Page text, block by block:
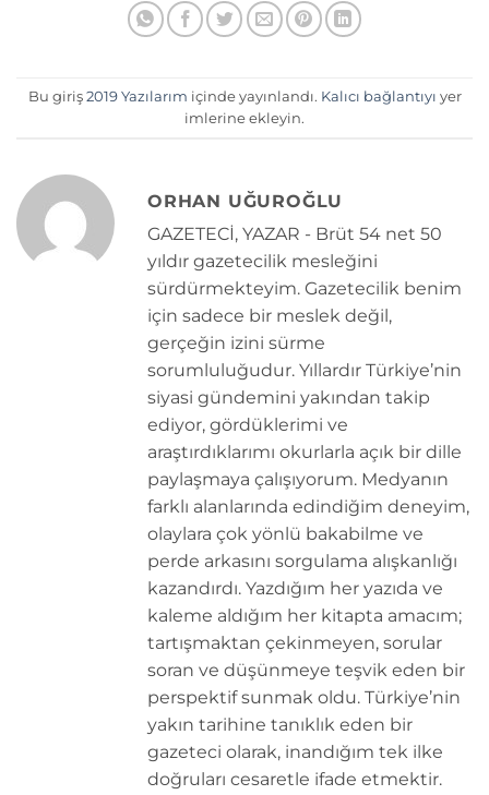
Bu giriş 2019 Yazılarım içinde yayınlandı. Kalıcı bağlantıyı yer
imlerine ekleyin.
ORHAN UĞUROĞLU
GAZETECİ, YAZAR - Brüt 54 net 50
yıldır gazetecilik mesleğini
sürdürmekteyim. Gazetecilik benim
için sadece bir meslek değil,
gerçeğin izini sürme
sorumluluğudur. Yıllardır Türkiye’nin
siyasi gündemini yakından takip
ediyor, gördüklerimi ve
araştırdıklarımı okurlarla açık bir dille
paylaşmaya çalışıyorum. Medyanın
farklı alanlarında edindiğim deneyim,
olaylara çok yönlü bakabilme ve
perde arkasını sorgulama alışkanlığı
kazandırdı. Yazdığım her yazıda ve
kaleme aldığım her kitapta amacım;
tartışmaktan çekinmeyen, sorular
soran ve düşünmeye teşvik eden bir
perspektif sunmak oldu. Türkiye’nin
yakın tarihine tanıklık eden bir
gazeteci olarak, inandığım tek ilke
doğruları cesaretle ifade etmektir.